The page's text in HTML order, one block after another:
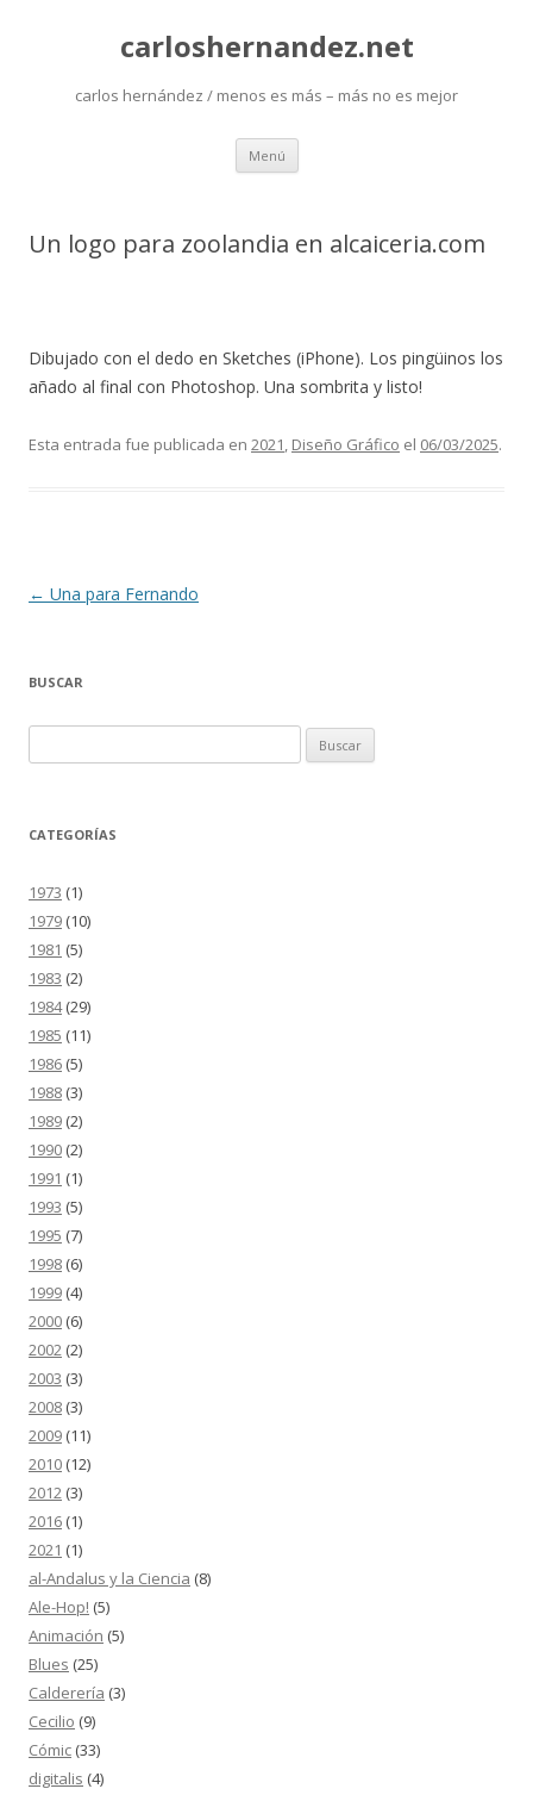
carloshernandez.net
carlos hernández / menos es más – más no es mejor
Menú Saltar
contenido
Un logo para zoolandia en alcaiceria.com
Dibujado con el dedo en Sketches (iPhone). Los pingüinos los
añado al final con Photoshop. Una sombrita y listo!
Esta entrada fue publicada en 2021, Diseño Gráfico el 06/03/2025.
Navegación
← Una para Fernando
BUSCAR
CATEGORÍAS
1973 (1)
1979 (10)
1981 (5)
1983 (2)
1984(29)
1985 (11)
1986 (5)
1988 (3)
1989 (2)
1990 (2)
1991 (1)
1993 (5)
1995 (7)
1998 (6)
1999 (4)
2000 (6)
2002 (2)
2003 (3)
2008 (3)
2009 (11)
2010 (12)
2012 (3)
2016 (1)
2021 (1)
al-Andalus y la Ciencia (8)
Ale-Hop! (5)
Animación (5)
Blues (25)
Calderería (3)
Cecilio (9)
Cómic (33)
digitalis (4)